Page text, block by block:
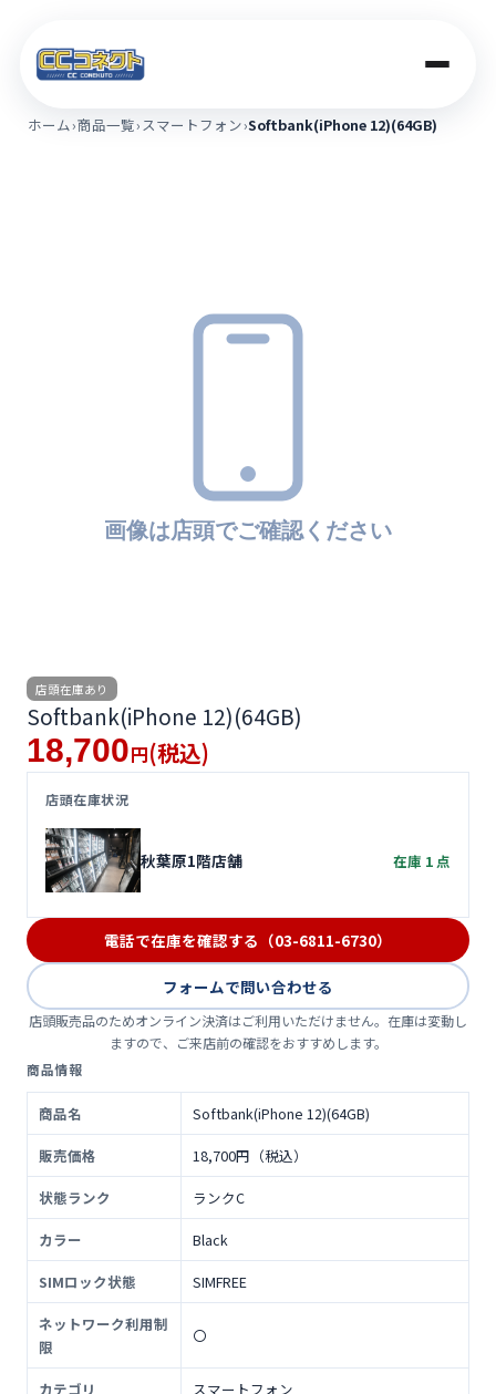
ログインする
ホーム›商品一覧›スマートフォン›Softbank(iPhone 12)(64GB)
店頭在庫あり
Softbank(iPhone 12)(64GB)
18,700 円 (税込)
店頭在庫状況
秋葉原1階店舗 在庫 1 点
電話で在庫を確認する（03-6811-6730）
フォームで問い合わせる
店頭販売品のためオンライン決済はご利用いただけません。在庫は変動し
ますので、ご来店前の確認をおすすめします。
商品情報
商品名
Softbank(iPhone 12)(64GB)
販売価格
18,700円（税込）
状態ランク
ランクC
カラー
Black
SIMロック状態
SIMFREE
ネットワーク利用制
限
〇
カテゴリ
スマートフォン